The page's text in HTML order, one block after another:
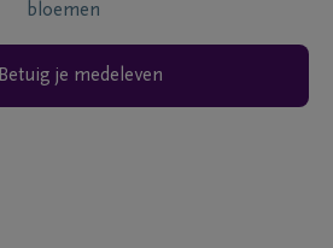
bloemen
Betuig je medeleven